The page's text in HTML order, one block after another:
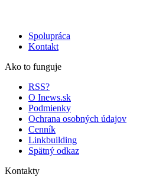
Spolupráca
Kontakt
Ako to funguje
RSS?
O Inews.sk
Podmienky
Ochrana osobných údajov
Cenník
Linkbuilding
Spätný odkaz
Kontakty